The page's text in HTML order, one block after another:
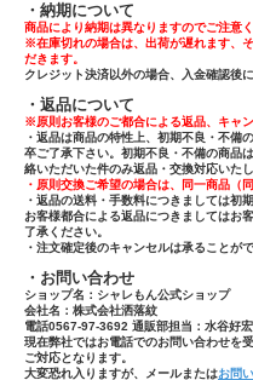
・納期について
商品により納期は異なりますのでご注意く
※在庫切れの場合は、出荷が遅れます、
だきます。
クレジット決済以外の場合、入金確認後
・返品について
※原則お客様のご都合による返品、キャ
・返品は商品の特性上、初期不良・不備
卒ご了承下さい。初期不良・不備の商品
絡いただいた件のみ返品・交換対応いたし
・原則交換ご希望の場合は、同一商品（
・返品の送料・手数料につきましては初
お客様都合による返品につきましてはお
了承ください。
・注文確定後のキャンセルは承ることが
・お問い合わせ
ショップ名：シャレもん公式ショップ
会社名：株式会社洒落紋
電話0567-97-3692 通販部担当：水谷好宏
現在弊社ではお電話でのお問い合わせを
ご対応となります。
大変恐れ入りますが、メールまたはお問